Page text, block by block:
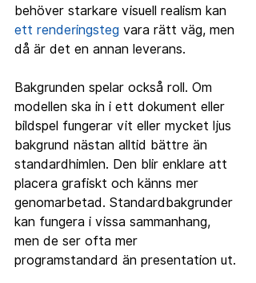
behöver starkare visuell realism kan
ett renderingsteg vara rätt väg, men
då är det en annan leverans.
Bakgrunden spelar också roll. Om
modellen ska in i ett dokument eller
bildspel fungerar vit eller mycket ljus
bakgrund nästan alltid bättre än
standardhimlen. Den blir enklare att
placera grafiskt och känns mer
genomarbetad. Standardbakgrunder
kan fungera i vissa sammanhang,
men de ser ofta mer
programstandard än presentation ut.